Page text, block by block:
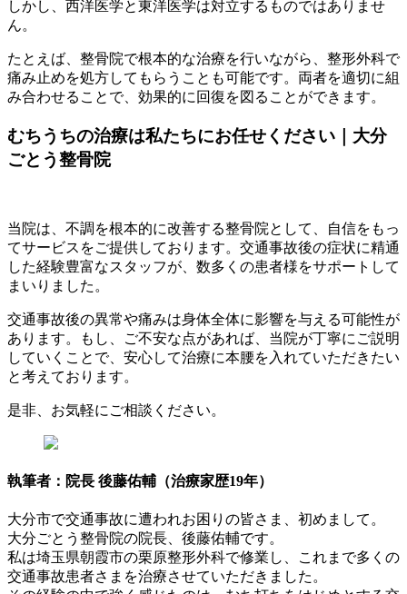
しかし、西洋医学と東洋医学は対立するものではありませ
ん。
たとえば、整骨院で根本的な治療を行いながら、整形外科で
痛み止めを処方してもらうことも可能です。両者を適切に組
み合わせることで、効果的に回復を図ることができます。
むちうちの治療は私たちにお任せください｜大分
ごとう整骨院
当院は、不調を根本的に改善する整骨院として、自信をもっ
てサービスをご提供しております。交通事故後の症状に精通
した経験豊富なスタッフが、数多くの患者様をサポートして
まいりました。
交通事故後の異常や痛みは身体全体に影響を与える可能性が
あります。もし、ご不安な点があれば、当院が丁寧にご説明
していくことで、安心して治療に本腰を入れていただきたい
と考えております。
是非、お気軽にご相談ください。
執筆者：院長 後藤佑輔（治療家歴19年）
大分市で交通事故に遭われお困りの皆さま、初めまして。
大分ごとう整骨院の院長、後藤佑輔です。
私は埼玉県朝霞市の栗原整形外科で修業し、これまで多くの
交通事故患者さまを治療させていただきました。